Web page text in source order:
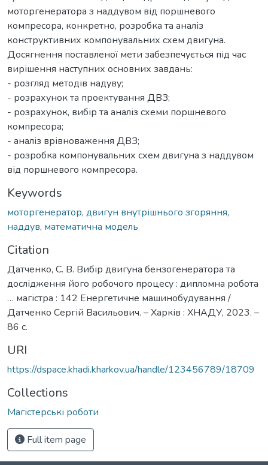
моторгенератора з наддувом від поршневого
компресора, конкретно, розробка та аналіз
конструктивних компонувальних схем двигуна.
Досягнення поставленої мети забезпечується під час
вирішення наступних основних завдань:
- розгляд методів надуву;
- розрахунок та проектування ДВЗ;
- розрахунок, вибір та аналіз схеми поршневого
компресора;
- аналіз врівноваження ДВЗ;
- розробка компонувальних схем двигуна з наддувом
від поршневого компресора.
Keywords
моторгенератор, двигун внутрішнього згоряння,
наддув, математична модель
Citation
Датченко, С. В. Вибір двигуна бензогенератора та
дослідження його робочого процесу : дипломна робота
… магістра : 142 Енергетичне машинобудування /
Датченко Сергій Васильович. – Харків : ХНАДУ, 2023. –
86 с.
URI
https://dspace.khadi.kharkov.ua/handle/123456789/18709
Collections
Магістерські роботи
Full item page